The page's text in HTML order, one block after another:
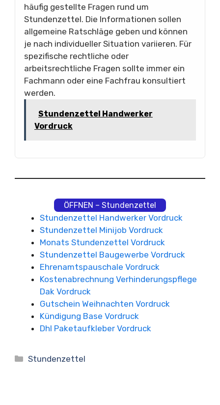
häufig gestellte Fragen rund um
Stundenzettel. Die Informationen sollen
allgemeine Ratschläge geben und können
je nach individueller Situation variieren. Für
spezifische rechtliche oder
arbeitsrechtliche Fragen sollte immer ein
Fachmann oder eine Fachfrau konsultiert
werden.
Stundenzettel Handwerker
Vordruck
ÖFFNEN – Stundenzettel
Stundenzettel Handwerker Vordruck
Stundenzettel Minijob Vordruck
Monats Stundenzettel Vordruck
Stundenzettel Baugewerbe Vordruck
Ehrenamtspauschale Vordruck
Kostenabrechnung Verhinderungspflege
Dak Vordruck
Gutschein Weihnachten Vordruck
Kündigung Base Vordruck
Dhl Paketaufkleber Vordruck
Kategorien
Stundenzettel